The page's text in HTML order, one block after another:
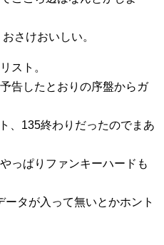
さけおいしい。
スト。
告したとおりの序盤からガ
、135終わりだったのでまあ
っぱりファンキーハードも
タが入って無いとかホント